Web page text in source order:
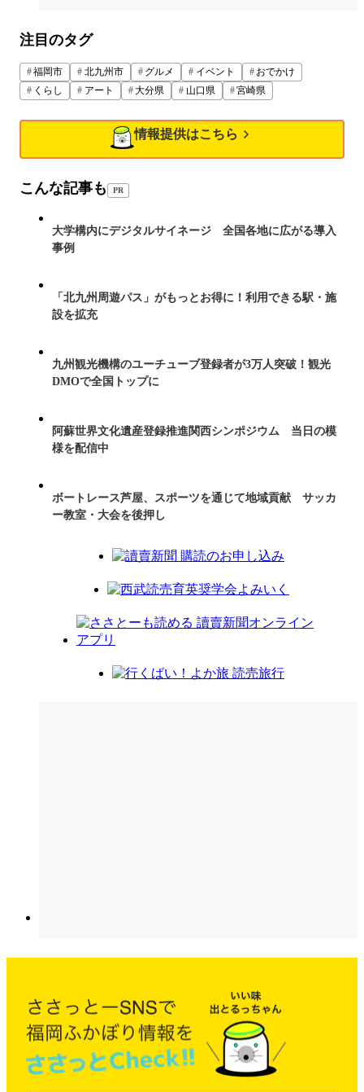
注目のタグ
福岡市 北九州市 グルメ イベント
おでかけ
くらし
アート 大分県 山口県 宮崎県
情報提供はこちら
こんな記事も PR
大学構内にデジタルサイネージ 全国各地に広がる導入
事例
「北九州周遊パス」がもっとお得に！利用できる駅・施
設を拡充
九州観光機構のユーチューブ登録者が3万人突破！観光
DMOで全国トップに
阿蘇世界文化遺産登録推進関西シンポジウム 当日の模
様を配信中
ボートレース芦屋、スポーツを通じて地域貢献 サッカ
ー教室・大会を後押し